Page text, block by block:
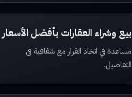
بيع وشراء العقارات بأفضل الأسعار
مساعدة في اتخاذ القرار مع شفافية في
التفاصيل.